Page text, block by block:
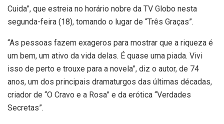
Cuida”, que estreia no horário nobre da TV Globo nesta
segunda-feira (18), tomando o lugar de “Três Graças”.
“As pessoas fazem exageros para mostrar que a riqueza é
um bem, um ativo da vida delas. É quase uma piada. Vivi
isso de perto e trouxe para a novela”, diz o autor, de 74
anos, um dos principais dramaturgos das últimas décadas,
criador de “O Cravo e a Rosa” e da erótica “Verdades
Secretas”.